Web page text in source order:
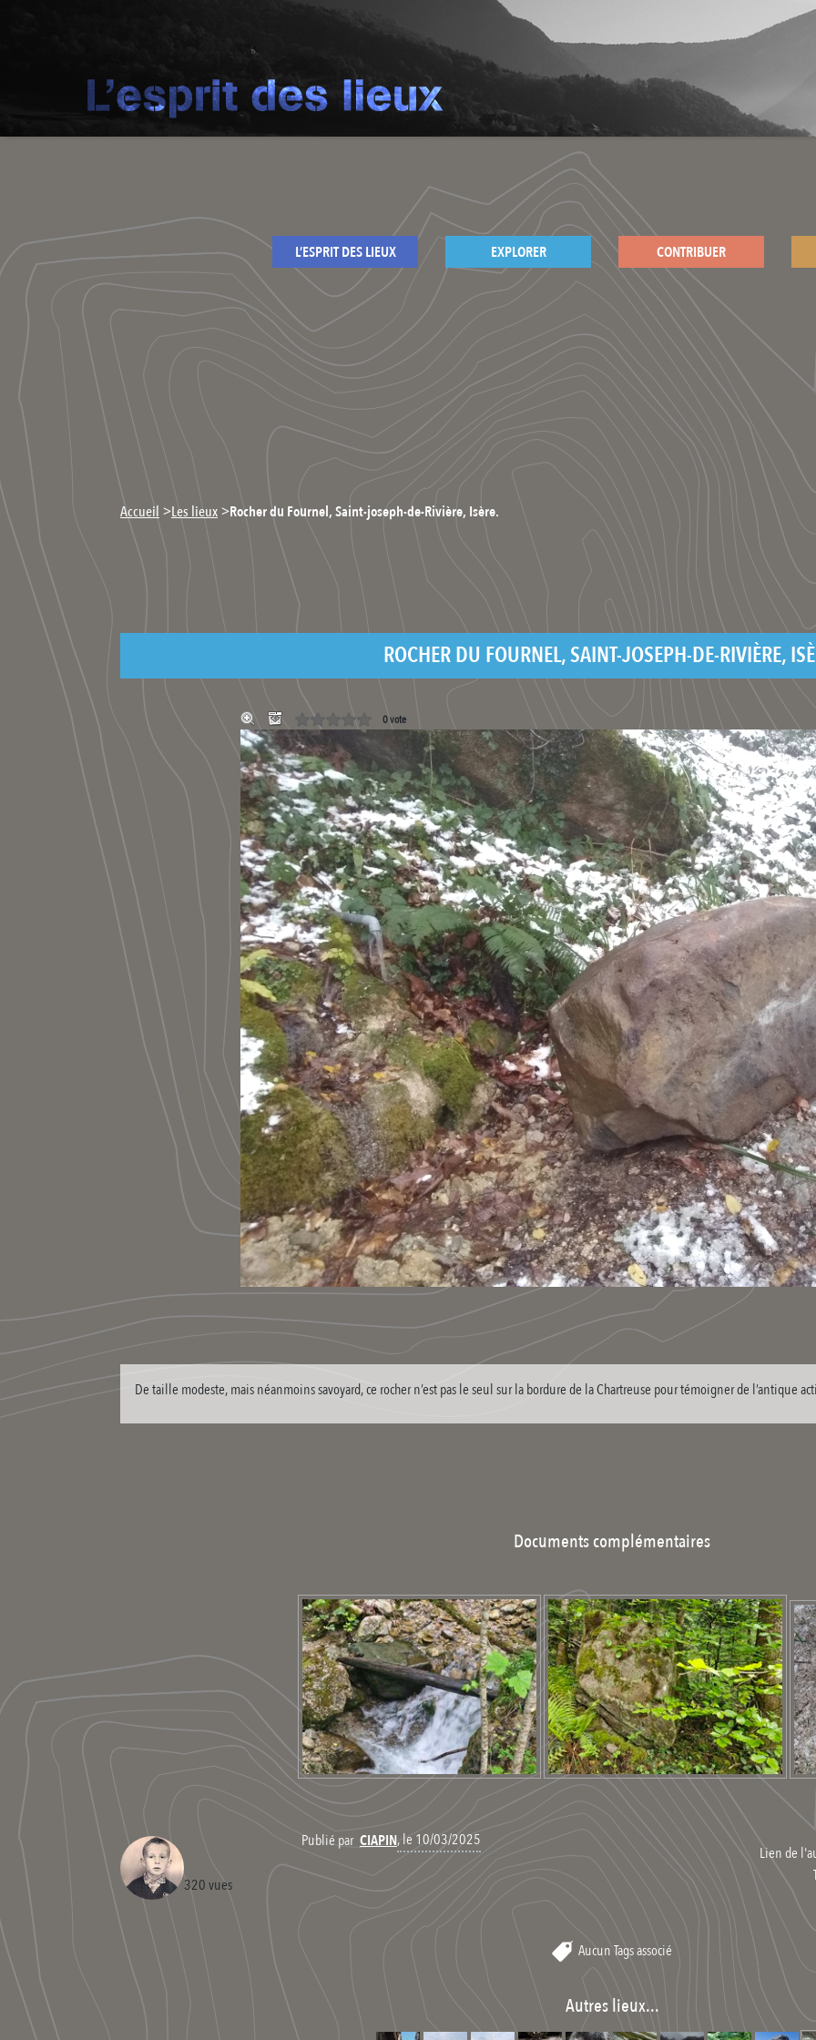
L’ESPRIT DES LIEUX EXPLORER CONTRIBUER
Accueil >Les lieux>Rocher du Fournel, Saint-joseph-de-Rivière, Isère.
ROCHER DU FOURNEL, SAINT-JOSEPH-DE-RIVIÈRE,
0 vote
De taille modeste, mais néanmoins savoyard, ce rocher n’est pas le seul sur la bordure de la Chartreuse pour témoigner de l’antique
Documents complémentaires
Publié par CIAPIN, le 10/03/2025
320 vues
Lien de
Aucun Tags associé
Autres lieux...